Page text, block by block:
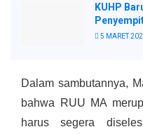
KUHP
5 MARET
Dalam sambutannya,
bahwa RUU MA
harus segera